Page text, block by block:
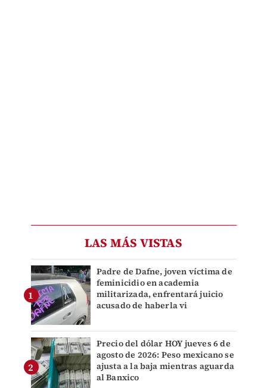
LAS MÁS VISTAS
Padre de Dafne, joven víctima de
feminicidio en academia
militarizada, enfrentará juicio
acusado de haberla vi
Precio del dólar HOY jueves 6 de
agosto de 2026: Peso mexicano se
ajusta a la baja mientras aguarda
al Banxico